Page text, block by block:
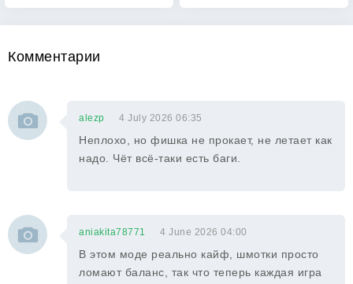
Комментарии
alezp 4 July 2026 06:35
Неплохо, но фишка не прокает, не летает как
надо. Чёт всё-таки есть баги.
aniakita78771 4 June 2026 04:00
В этом моде реально кайф, шмотки просто
ломают баланс, так что теперь каждая игра